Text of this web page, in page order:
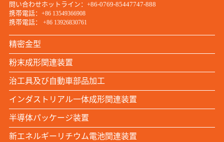
問い合わせホットライン：+86-0769-85447747-888
携帯電話： +86 13549366908
携帯電話： +86 13926830761
精密金型
粉末成形関連装置
治工具及び自動車部品加工
インダストリアル一体成形関連装置
半導体パッケージ装置
新エネルギーリチウム電池関連装置